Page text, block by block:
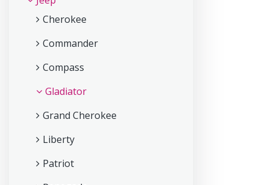
Cherokee
Commander
Compass
Gladiator
Grand Cherokee
Liberty
Patriot